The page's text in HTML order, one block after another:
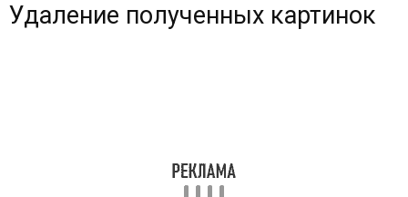
Удаление полученных картинок